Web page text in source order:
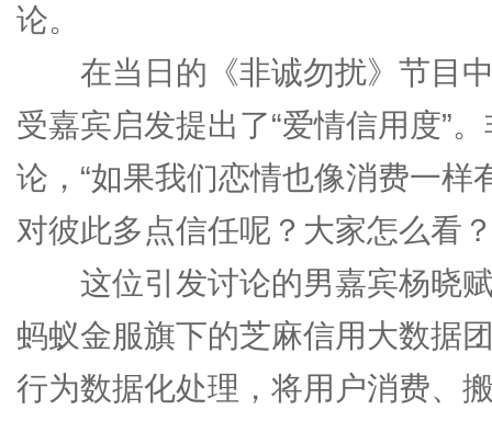
论。
在当日的《非诚勿扰》节目中
受嘉宾启发提出了“爱情信用度”
论，“如果我们恋情也像消费一
对彼此多点信任呢？大家怎么看
这位引发讨论的男嘉宾杨晓赋
蚂蚁金服旗下的芝麻信用大数据
行为数据化处理，将用户消费、